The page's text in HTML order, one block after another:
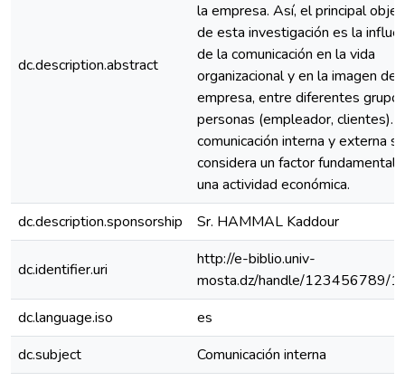
dc.description.abstract
la empresa. Así, el principal
de esta investigación es la
de la comunicación en la vida
organizacional y en la imagen de
empresa, entre diferentes
personas (empleador, clientes).
comunicación interna y externa se
considera un factor fundamental
una actividad económica.
dc.description.sponsorship
Sr. HAMMAL Kaddour
dc.identifier.uri
http://e-biblio.univ-
mosta.dz/handle/123456789/
dc.language.iso
es
dc.subject
Comunicación interna